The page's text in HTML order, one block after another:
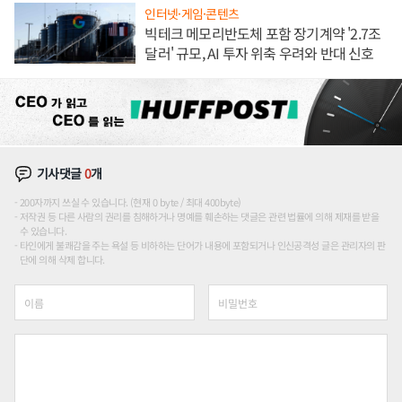
인터넷·게임·콘텐츠
빅테크 메모리반도체 포함 장기계약 '2.7조
달러' 규모, AI 투자 위축 우려와 반대 신호
기사댓글0개
200자까지 쓰실 수 있습니다. (현재 0 byte / 최대 400byte)
저작권 등 다른 사람의 권리를 침해하거나 명예를 훼손하는 댓글은 관련 법률에 의해 제재를 받을
수 있습니다.
타인에게 불쾌감을 주는 욕설 등 비하하는 단어가 내용에 포함되거나 인신공격성 글은 관리자의 판
단에 의해 삭제 합니다.